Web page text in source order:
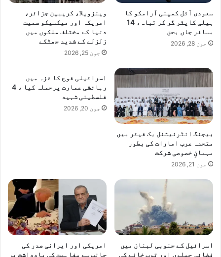
سعودی آئل کمپنی آرامکو کا
ہیلی کاپٹر گر کر تباہ، 14
مسافر جاں بحق
جون 28, 2026
وینزویلا، کریبین جزائر،
امریکہ اور میکسیکو سمیت
دنیا کے مختلف ملکوں میں
زلزلے کے شدید جھٹکے
جون 25, 2026
بیجنگ انٹرنیشنل بک فیئر میں
متحدہ عرب امارات کی بطور
مہمانِ خصوصی شرکت
جون 21, 2026
اسرائیلی فوج کا غزہ میں
رہائشی عمارت پرحملہ کیا ، 4
فلسطینی شہید
جون 20, 2026
اسرائیل کے جنوبی لبنان میں
فضائی حملوں اور توپ خانے کی
امریکی اور ایرانی صدر کی
جانب سے مفاہمت کی یادداشت پر